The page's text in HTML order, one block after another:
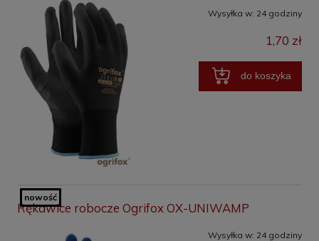
Wysyłka w: 24 godziny
1,70 zł
do koszyka
Rękawice robocze Ogrifox OX-UNIWAMP
Wysyłka w: 24 godziny
nowość